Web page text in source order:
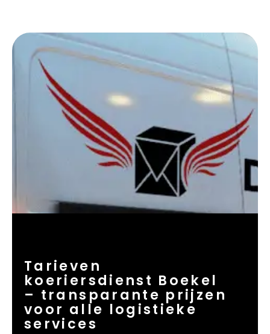
Tarieven
koeriersdienst Boekel
– transparante prijzen
voor alle logistieke
services